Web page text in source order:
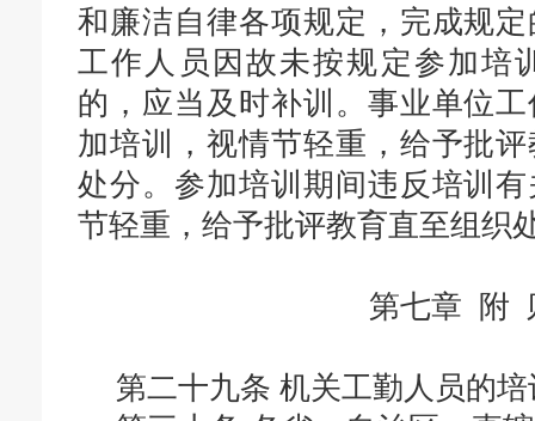
和廉洁自律各项规定，完成规
工作人员因故未按规定参加培
的，应当及时补训。事业单位
加培训，视情节轻重，给予批
处分。参加培训期间违反培训
节轻重，给予批评教育直至组织
第七章 附
第二十九条 机关工勤人员的